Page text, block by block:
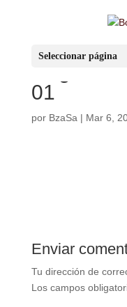
Seleccionar página
781_33
01
por BzaSa | Mar 6,
Enviar
Tu dirección de
Los campos